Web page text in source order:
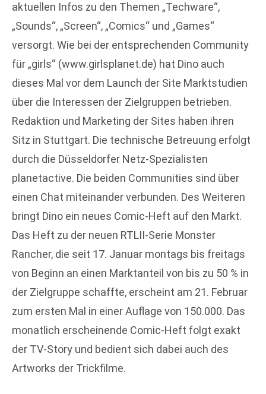
aktuellen Infos zu den Themen „Techware“,
„Sounds“, „Screen“, „Comics“ und „Games“
versorgt. Wie bei der entsprechenden Community
für „girls“ (www.girlsplanet.de) hat Dino auch
dieses Mal vor dem Launch der Site Marktstudien
über die Interessen der Zielgruppen betrieben.
Redaktion und Marketing der Sites haben ihren
Sitz in Stuttgart. Die technische Betreuung erfolgt
durch die Düsseldorfer Netz-Spezialisten
planetactive. Die beiden Communities sind über
einen Chat miteinander verbunden. Des Weiteren
bringt Dino ein neues Comic-Heft auf den Markt.
Das Heft zu der neuen RTLII-Serie Monster
Rancher, die seit 17. Januar montags bis freitags
von Beginn an einen Marktanteil von bis zu 50 % in
der Zielgruppe schaffte, erscheint am 21. Februar
zum ersten Mal in einer Auflage von 150.000. Das
monatlich erscheinende Comic-Heft folgt exakt
der TV-Story und bedient sich dabei auch des
Artworks der Trickfilme.